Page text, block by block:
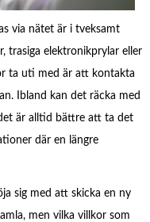
via nätet är i tveksamt
trasiga elektronikprylar eller
ta uti med är att kontakta
Ibland kan det räcka med
är alltid bättre att ta det
där en längre
sig med att skicka en ny
men vilka villkor som